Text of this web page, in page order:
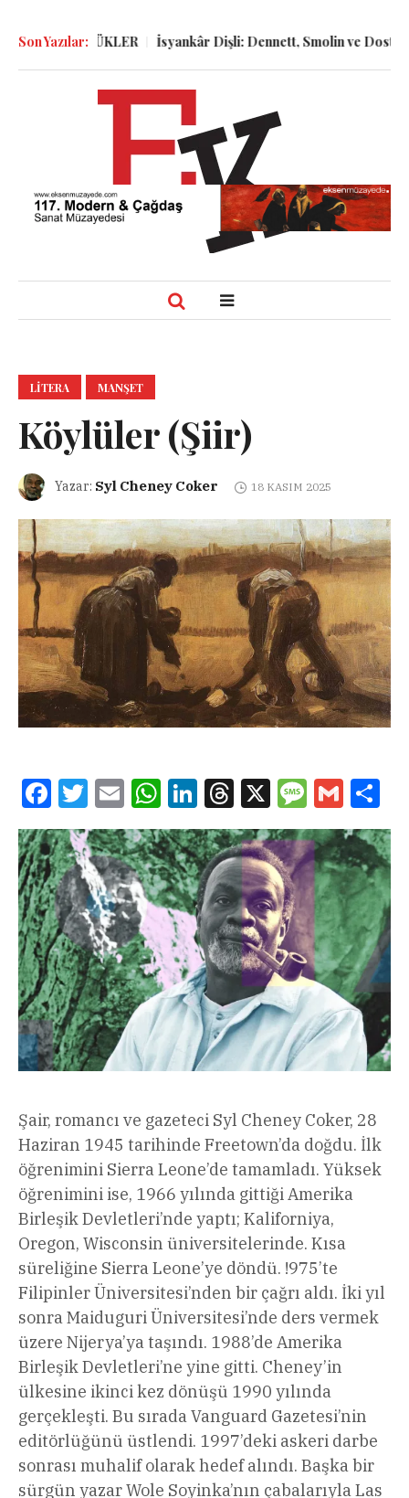
Son Yazılar:
GÜNLÜKLER İsyankâr Dişli: Dennett, Smolin ve
LITERA MANŞET
Köylüler (Şiir)
Yazar: Syl Cheney Coker 18 KASIM 2025
FacebookTwitterEmail WhatsAppLinkedInThreads
X Message
Gmail
Şair, romancı ve gazeteci Syl Cheney Coker, 28
Haziran 1945 tarihinde Freetown’da doğdu. İlk
öğrenimini Sierra Leone’de tamamladı. Yüksek
öğrenimini ise, 1966 yılında gittiği Amerika
Birleşik Devletleri’nde yaptı; Kaliforniya,
Oregon, Wisconsin üniversitelerinde. Kısa
süreliğine Sierra Leone’ye döndü. !975’te
Filipinler Üniversitesi’nden bir çağrı aldı. İki yıl
sonra Maiduguri Üniversitesi’nde ders vermek
üzere Nijerya’ya taşındı. 1988’de Amerika
Birleşik Devletleri’ne yine gitti. Cheney’in
ülkesine ikinci kez dönüşü 1990 yılında
gerçekleşti. Bu sırada Vanguard Gazetesi’nin
editörlüğünü üstlendi. 1997’deki askeri darbe
sonrası muhalif olarak hedef alındı. Başka bir
sürgün yazar Wole Soyinka’nın çabalarıyla Las